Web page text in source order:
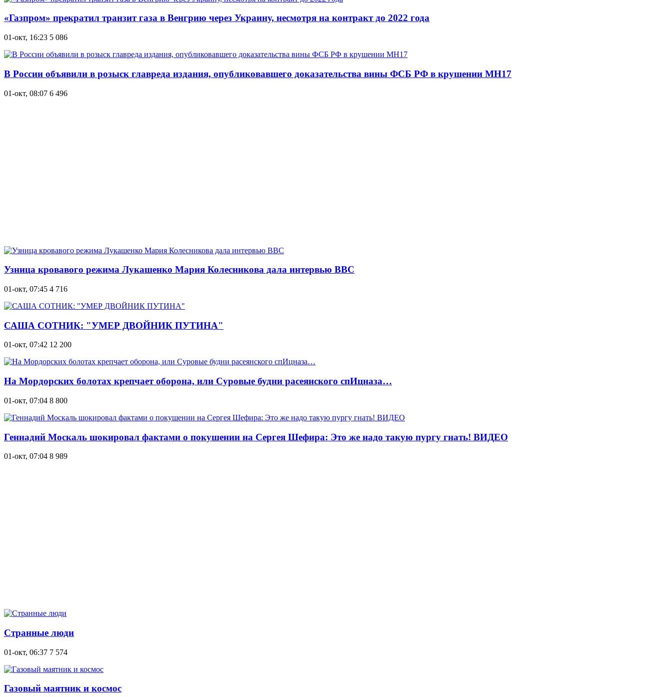
«Газпром» прекратил транзит газа в Венгрию через Украину, несмотря на контракт до 2022 года
01-окт, 16:23 5 086
В России объявили в розыск главреда издания, опубликовавшего доказательства вины ФСБ РФ в крушении МН17
01-окт, 08:07 6 496
Узница кровавого режима Лукашенко Мария Колесникова дала интервью BBC
01-окт, 07:45 4 716
САША СОТНИК: "УМЕР ДВОЙНИК ПУТИНА"
01-окт, 07:42 12 200
На Мордорских болотах крепчает оборона, или Суровые будни расеянского спИцназа…
01-окт, 07:04 8 800
Геннадий Москаль шокировал фактами о покушении на Сергея Шефира: Это же надо такую пургу гнать! ВИДЕО
01-окт, 07:04 8 989
Странные люди
01-окт, 06:37 7 574
Газовый маятник и космос